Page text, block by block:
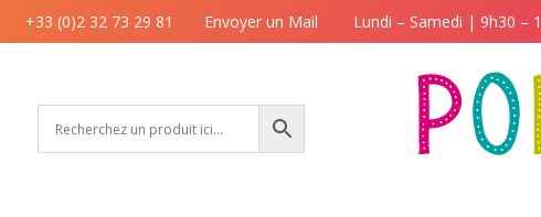
+33 (0)2 32 73 29 81 Envoyer un Mail Lundi – Samedi | 9h30 –